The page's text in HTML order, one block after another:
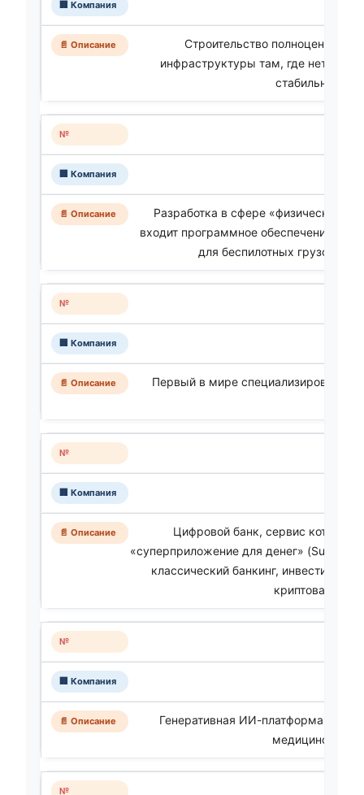
Строительство полноценной
инфраструктуры там, где нет
стабильного
Разработка в сфере «физического
входит программное обеспечение
для беспилотных
Первый в мире специализированный
Цифровой банк, сервис которого
«суперприложение для денег»
классический банкинг, инвестиции,
криптовалют в
Генеративная ИИ-платформа для
медицинской